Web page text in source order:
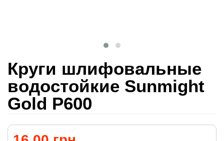
Круги шлифовальные
водостойкие Sunmight
Gold P600